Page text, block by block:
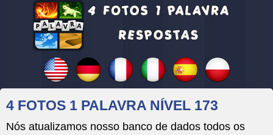
4 FOTOS 1 PALAVRA NÍVEL 173
Nós atualizamos nosso banco de dados todos os